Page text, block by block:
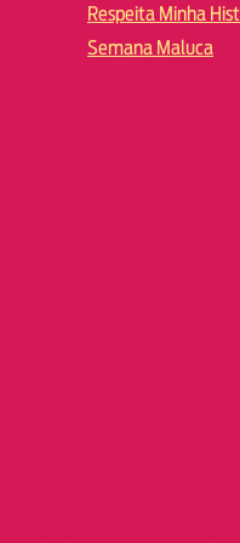
Respeita Minha
Semana Maluca